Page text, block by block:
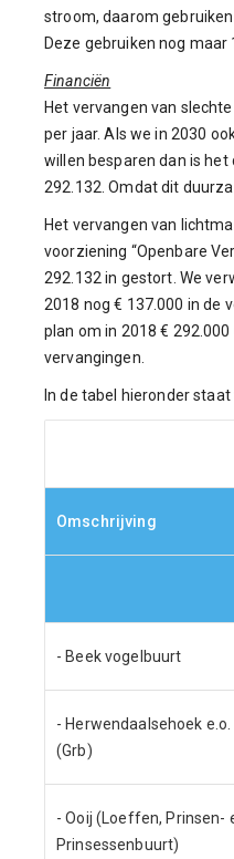
stroom, daarom gebruiken
Deze gebruiken nog maar
Financiën
Het vervangen van
per jaar. Als we in 2030
willen besparen dan is het
292.132. Omdat dit
Het vervangen van
voorziening “Openbare
292.132 in gestort. We
2018 nog € 137.000 in de
plan om in 2018 €
vervangingen.
In de tabel hieronder
Omschrijving
- Beek vogelbuurt
- Herwendaalsehoek e.o.
(Grb)
- Ooij (Loeffen, Prinsen-
Prinsessenbuurt)